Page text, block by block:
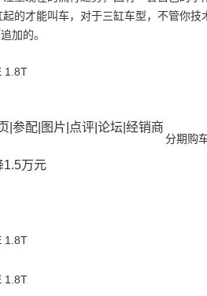
的才能叫车，对于三缸车型，不管你
加的。
|参配|图片|点评|论坛|经销商
1.5万元
分期购